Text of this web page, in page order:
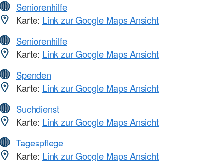
Seniorenhilfe
Karte: Link zur Google Maps Ansicht
Seniorenhilfe
Karte: Link zur Google Maps Ansicht
Spenden
Karte: Link zur Google Maps Ansicht
Suchdienst
Karte: Link zur Google Maps Ansicht
Tagespflege
Karte: Link zur Google Maps Ansicht